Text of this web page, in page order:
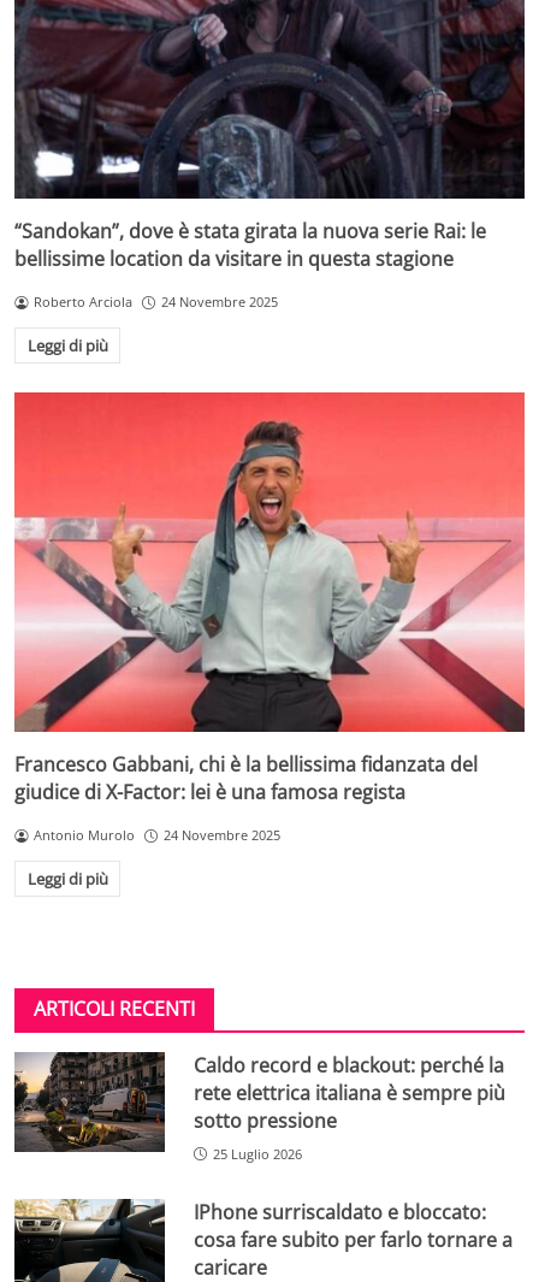
“Sandokan”, dove è stata girata la nuova serie Rai: le
bellissime location da visitare in questa stagione
Roberto Arciola 24 Novembre 2025
Leggi di più
Francesco Gabbani, chi è la bellissima fidanzata del
giudice di X-Factor: lei è una famosa regista
Antonio Murolo 24 Novembre 2025
Leggi di più
ARTICOLI RECENTI
Caldo record e blackout: perché la
rete elettrica italiana è sempre più
sotto pressione
25 Luglio 2026
IPhone surriscaldato e bloccato:
cosa fare subito per farlo tornare a
caricare